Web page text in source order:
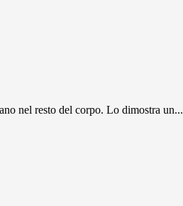
nel resto del corpo. Lo dimostra un...